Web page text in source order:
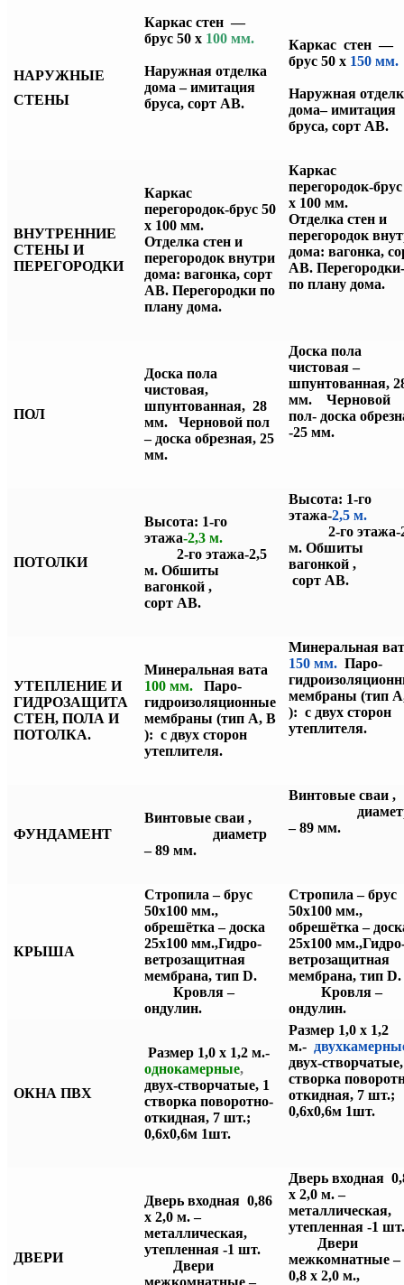
НАРУЖНЫЕ
СТЕНЫ
Каркас стен —
брус 50 х 100 мм.
Наружная отделка
дома – имитация
бруса, сорт АВ.
Каркас стен —
брус 50 х 150
Наружная
дома– имитация
бруса, сорт АВ.
ВНУТРЕННИЕ
СТЕНЫ И
ПЕРЕГОРОДКИ
Каркас
перегородок-брус 50
х 100 мм.
Отделка стен и
перегородок внутри
дома: вагонка, сорт
АВ. Перегородки по
плану дома.
Каркас
перегородок-
х 100
Отделка стен и
перегородок
дома: вагонка,
АВ. Перегородки-
по плану дома.
ПОЛ
Доска пола
чистовая,
шпунтованная, 28
мм. Черновой пол
– доска обрезная, 25
мм.
Доска пола
чистовая –
шпунтованная,
мм. Черновой
пол- доска
-25 мм.
ПОТОЛКИ
Высота: 1-го
этажа-2,3 м.
2-го этажа-2,5
м. Обшиты
вагонкой ,
сорт АВ.
Высота: 1-го
этажа-2,5 м.
2-го этажа-
м. Обшиты
вагонкой ,
сорт АВ.
УТЕПЛЕНИЕ И
ГИДРОЗАЩИТА
СТЕН, ПОЛА И
ПОТОЛКА.
Минеральная вата
100 мм.
Паро-
гидроизоляционные
мембраны (тип А, В
): с двух сторон
утеплителя.
Минеральная
150 мм. Паро-
мембраны (тип
): с двух сторон
утеплителя.
ФУНДАМЕНТ
Винтовые сваи ,
диаметр
– 89 мм.
Винтовые
– 89 мм.
КРЫША
Стропила – брус
50х100 мм.,
обрешётка – доска
25х100 мм.,Гидро-
ветрозащитная
мембрана, тип D.
Кровля –
ондулин.
Стропила – брус
50х100 мм.,
обрешётка –
25х100 мм.,
ветрозащитная
мембрана, тип
Кровля –
ондулин.
ОКНА ПВХ
Размер 1,0 х 1,2 м.-
однокамерные,
двух-створчатые, 1
створка поворотно-
откидная, 7 шт.;
0,6х0,6м 1шт.
Размер 1,0 х 1,2
м.-
двух-
створка
откидная, 7 шт.;
0,6х0,6м 1шт.
ДВЕРИ
Дверь входная 0,86
х 2,0 м. –
металлическая,
утепленная -1 шт.
Двери
межкомнатные –
Дверь входная
х 2,0 м. –
металлическая,
утепленная -1
Двери
межкомнатные –
0,8 х 2,0 м.,